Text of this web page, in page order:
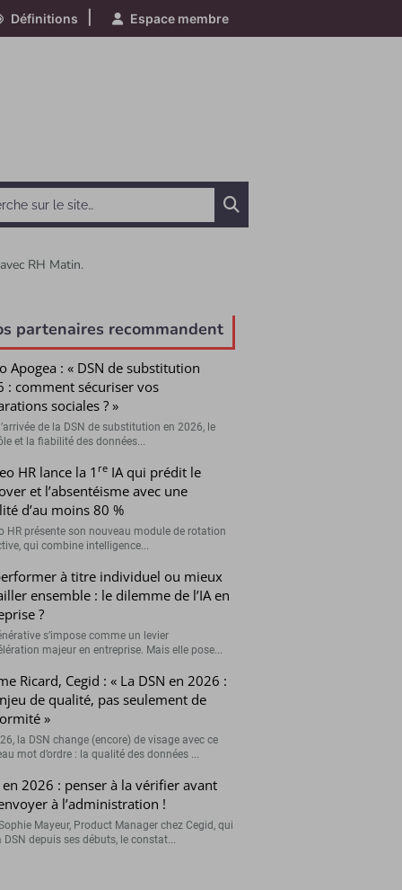
Définitions Espace membre
RH Matin.
partenaires recommandent
Apogea : « DSN de substitution
: comment sécuriser vos
sociales ? »
de la DSN de substitution en 2026, le
et la fiabilité des données...
HR lance la 1 reIA qui prédit le
et l’absentéisme avec une
d’au moins 80 %
HR présente son nouveau module de rotation
qui combine intelligence...
à titre individuel ou mieux
ensemble : le dilemme de l’IA en
?
s’impose comme un levier
majeur en entreprise. Mais elle pose...
Ricard, Cegid : « La DSN en 2026 :
de qualité, pas seulement de
»
la DSN change (encore) de visage avec ce
mot d’ordre : la qualité des données ...
en 2026 : penser à la vérifier avant
à l’administration !
Mayeur, Product Manager chez Cegid, qui
DSN depuis ses débuts, le constat...